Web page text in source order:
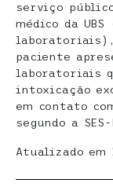
serviço
médico da
laboratoriais),
paciente
laboratoriais
intoxicação
em contato
segundo a
Atualizado em